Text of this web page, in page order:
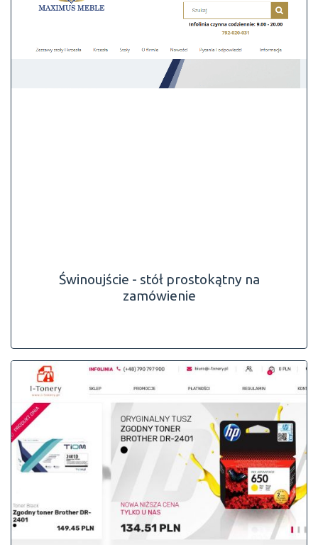
Świnoujście - stół prostokątny na
zamówienie